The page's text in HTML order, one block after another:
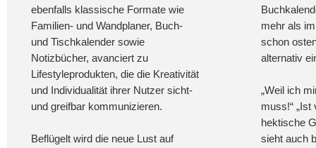
ebenfalls klassische Formate wie
Familien- und Wandplaner, Buch-
und Tischkalender sowie
Notizbücher, avanciert zu
Lifestyleprodukten, die die Kreativität
und Individualität ihrer Nutzer sicht-
und greifbar kommunizieren.
Beflügelt wird die neue Lust auf
mehr als
schon
alternativ
„Weil ich
muss!“
hektische
sieht auch